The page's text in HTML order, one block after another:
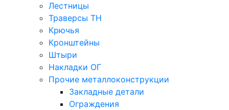
Лестницы
Траверсы ТН
Крючья
Кронштейны
Штыри
Накладки ОГ
Прочие металлоконструкции
Закладные детали
Ограждения